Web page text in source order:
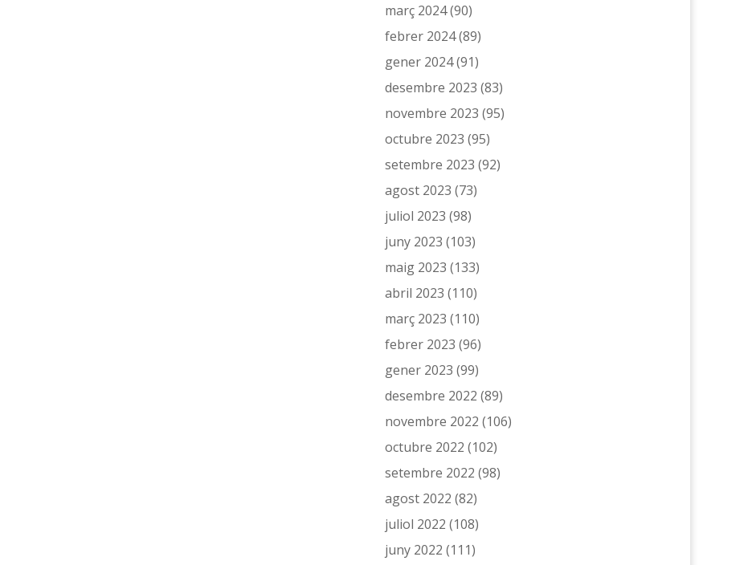
març 2024(90)
febrer 2024(89)
gener 2024(91)
desembre 2023 (83)
novembre 2023 (95)
octubre 2023 (95)
setembre 2023 (92)
agost 2023 (73)
juliol 2023 (98)
juny 2023 (103)
maig 2023 (133)
abril 2023 (110)
març 2023 (110)
febrer 2023 (96)
gener 2023 (99)
desembre 2022 (89)
novembre 2022 (106)
octubre 2022 (102)
setembre 2022 (98)
agost 2022 (82)
juliol 2022 (108)
juny 2022 (111)